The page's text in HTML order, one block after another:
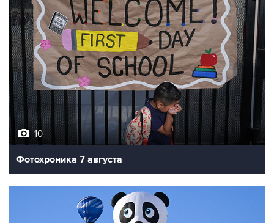
10
Фотохроника 7 августа